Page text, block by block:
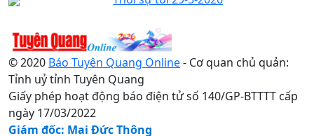
© 2020 Báo Tuyên Quang Online- Cơ quan chủ quản:
Tỉnh uỷ tỉnh Tuyên Quang
Giấy phép hoạt động báo điện tử số 140/GP-BTTTT cấp
ngày 17/03/2022
Giám đốc: Mai Đức Thông